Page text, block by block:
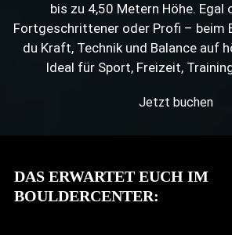
bis zu 4,50 Metern Höhe. Egal
Fortgeschrittener oder Profi – beim
du Kraft, Technik und Balance auf
Ideal für Sport, Freizeit,
Jetzt buchen
DAS ERWARTET EUCH IM
BOULDERCENTER: